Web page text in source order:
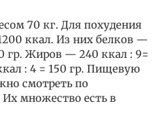
70 кг. Для похудения
ккал. Из них белков —
гр. Жиров — 240 ккал : 9=
: 4 = 150 гр. Пищевую
смотреть по
множество есть в